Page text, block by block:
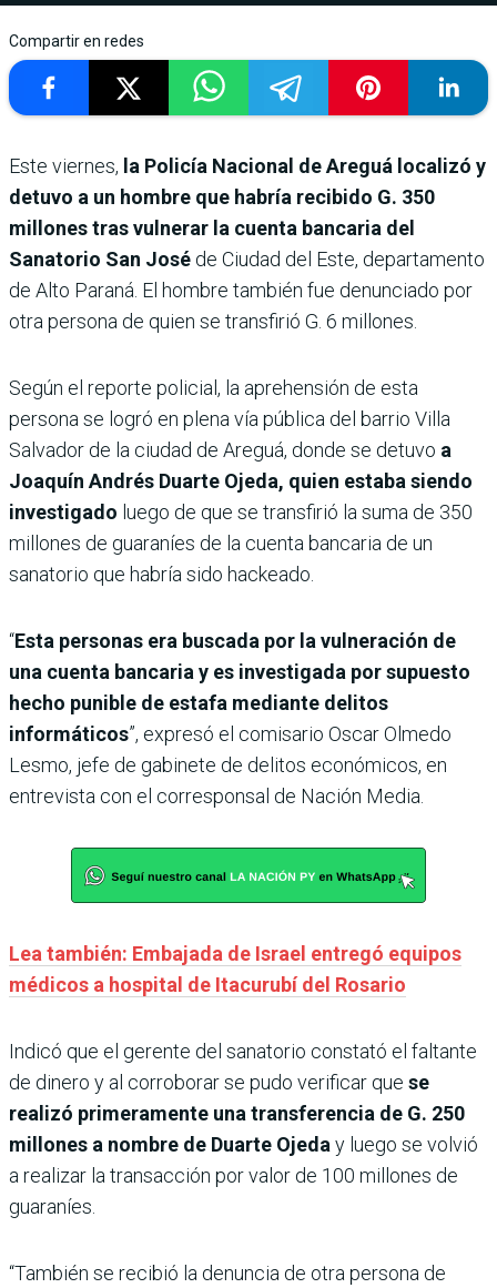
Compartir en redes
Este viernes, la Policía Nacional de Areguá localizó y
detuvo a un hombre que habría recibido G. 350
millones tras vulnerar la cuenta bancaria del
Sanatorio San José de Ciudad del Este, departamento
de Alto Paraná. El hombre también fue denunciado por
otra persona de quien se transfirió G. 6 millones.
Según el reporte policial, la aprehensión de esta
persona se logró en plena vía pública del barrio Villa
Salvador de la ciudad de Areguá, donde se detuvo a
Joaquín Andrés Duarte Ojeda, quien estaba siendo
investigado luego de que se transfirió la suma de 350
millones de guaraníes de la cuenta bancaria de un
sanatorio que habría sido hackeado.
“Esta personas era buscada por la vulneración de
una cuenta bancaria y es investigada por supuesto
hecho punible de estafa mediante delitos
informáticos”, expresó el comisario Oscar Olmedo
Lesmo, jefe de gabinete de delitos económicos, en
entrevista con el corresponsal de Nación Media.
Lea también: Embajada de Israel entregó equipos
médicos a hospital de Itacurubí del Rosario
Indicó que el gerente del sanatorio constató el faltante
de dinero y al corroborar se pudo verificar que se
realizó primeramente una transferencia de G. 250
millones a nombre de Duarte Ojeda y luego se volvió
a realizar la transacción por valor de 100 millones de
guaraníes.
“También se recibió la denuncia de otra persona de